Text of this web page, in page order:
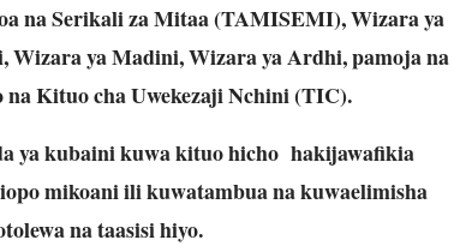
na Serikali za Mitaa (TAMISEMI), Wizara ya
ya Madini, Wizara ya Ardhi, pamoja na
Kituo cha Uwekezaji Nchini (TIC).
ya kubaini kuwa kituo hicho hakijawafikia
mikoani ili kuwatambua na kuwaelimisha
na taasisi hiyo.